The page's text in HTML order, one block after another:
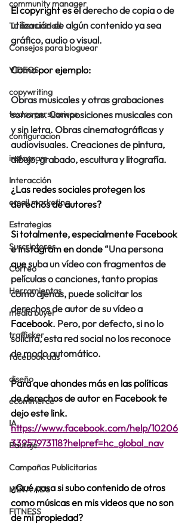
community manager
Tu comunidad
Consejos para bloguear
VIDEOS
copywriting
textos persuasivos
configuracion
instagram
Interacción
email marketing
Estrategias
Suscriptores
Correo
Herramientas
media buyer
trafficker
facebook ads
diseño
ecommerce
IA
Pautaje
Campañas Publicitarias
META ADS
FITNESS
El copyright es el derecho de copia o de
utilización de algún contenido ya sea
gráfico, audio o visual.
Como por ejemplo:
Obras musicales y otras grabaciones
sonoras. Composiciones musicales con
y sin letra. Obras cinematográficas y
audiovisuales. Creaciones de pintura,
dibujo, grabado, escultura y litografía.
¿Las redes sociales protegen los
derechos de autores?
Si totalmente, especialmente Facebook
e Instagram en donde “Una persona
que suba un vídeo con fragmentos de
películas o canciones, tanto propias
como ajenas, puede solicitar los
derechos de autor de su vídeo a
Facebook. Pero, por defecto, si no lo
solicita, esta red social no los reconoce
de modo automático.
Para que ahondes más en las políticas
de derechos de autor en Facebook te
dejo este link.
https://www.facebook.com/help/10206
33957973118?helpref=hc_global_nav
¿Qué pasa si subo contenido de otros
como músicas en mis videos que no son
de mi propiedad?